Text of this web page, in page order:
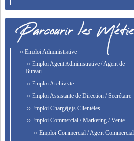
›› Emploi Administrative
›› Emploi Agent Administrative / Agent de
Bureau
›› Emploi Archiviste
›› Emploi Assistante de Direction / Secrétaire
›› Emploi Chargé(e)s Clientèles
›› Emploi Commercial / Marketing / Vente
›› Emploi Commercial / Agent Commercial